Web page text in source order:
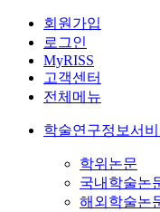
회원가입
로그인
MyRISS
고객센터
전체메뉴
학술연구정보서
학위논문
국내학술논
해외학술논